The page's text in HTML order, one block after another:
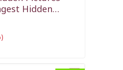
Hidden
Ever